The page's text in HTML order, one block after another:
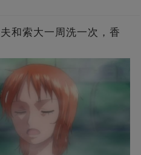
和索大一周洗一次，香